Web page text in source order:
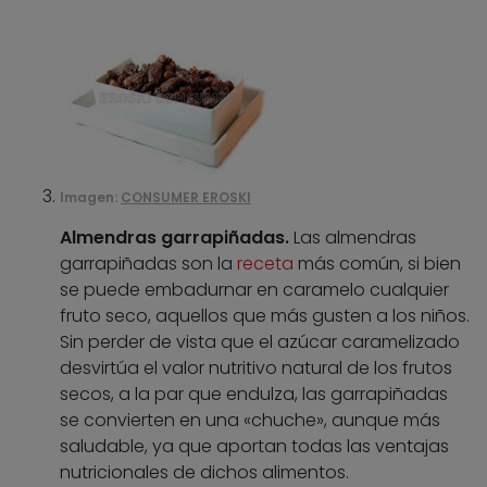
Imagen: CONSUMER EROSKI
Almendras garrapiñadas. Las almendras
garrapiñadas son la receta más común, si bien
se puede embadurnar en caramelo cualquier
fruto seco, aquellos que más gusten a los niños.
Sin perder de vista que el azúcar caramelizado
desvirtúa el valor nutritivo natural de los frutos
secos, a la par que endulza, las garrapiñadas
se convierten en una «chuche», aunque más
saludable, ya que aportan todas las ventajas
nutricionales de dichos alimentos.